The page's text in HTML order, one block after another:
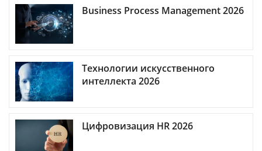
Business Process Management 2026
Технологии искусственного
интеллекта 2026
Цифровизация HR 2026